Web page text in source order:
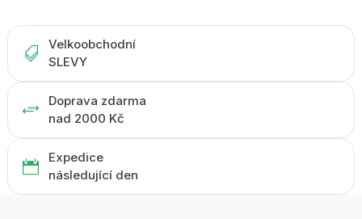

Velkoobchodní
SLEVY
+
Doprava zdarma
nad 2000 Kč

Expedice
následující den